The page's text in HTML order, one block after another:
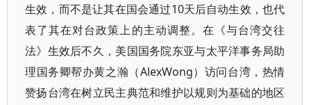
生效，而不是让其在国会通过10天后自动生效，也代
表了其在对台政策上的主动调整。在《与台湾交往
法》生效后不久，美国国务院东亚与太平洋事务局助
理国务卿帮办黄之瀚（AlexWong）访问台湾，热情
赞扬台湾在树立民主典范和维护以规则为基础的地区